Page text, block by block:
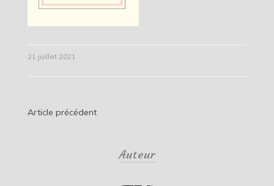
21 juillet 2021
Navigation
Article précédent
Auteur